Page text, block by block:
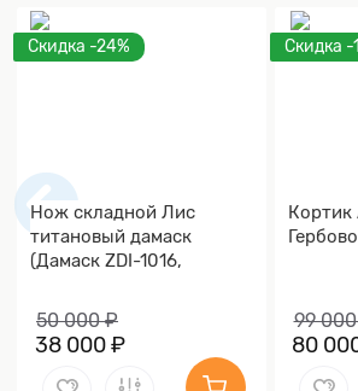
Скидка -24%
Нож складной Лис
титановый дамаск
(Дамаск ZDI-1016,
50 000 ₽
38 000 ₽
Скидка -
Кортик
99
80